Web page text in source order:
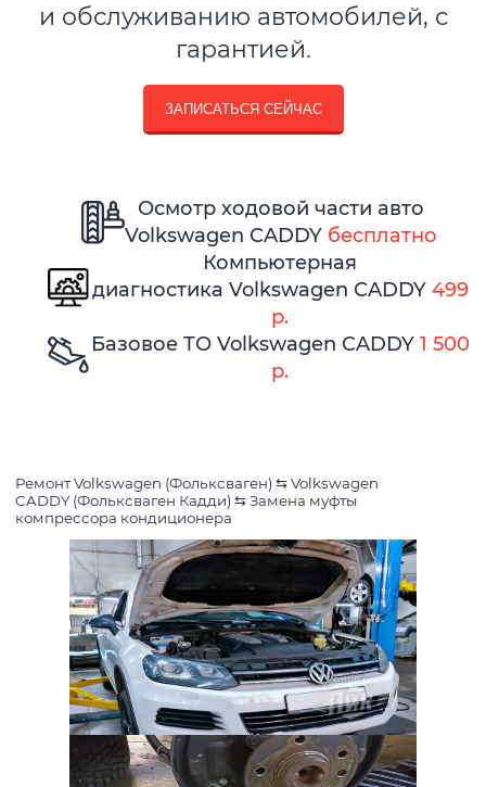
и обслуживанию автомобилей, с
гарантией.
ЗАПИСАТЬСЯ СЕЙЧАС
Осмотр ходовой части авто
Volkswagen CADDY бесплатно
Компьютерная
диагностика Volkswagen CADDY 499
р.
Базовое ТО Volkswagen CADDY 1 500
р.
Ремонт Volkswagen (Фольксваген) ⇆ Volkswagen
CADDY (Фольксваген Кадди) ⇆ Замена муфты
компрессора кондиционера